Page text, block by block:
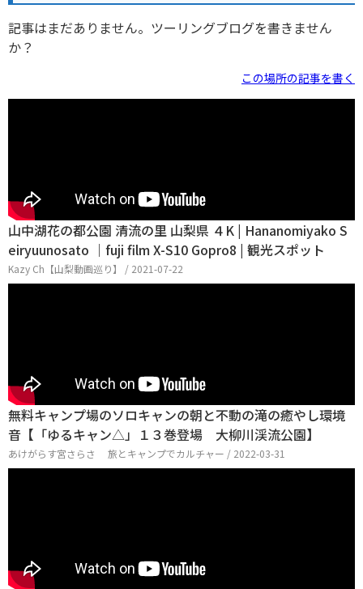
記事はまだありません。ツーリングブログを書きません
か？
この場所の記事を書く
山中湖花の都公園 清流の里 山梨県 ４K | Hananomiyako S
eiryuunosato ｜fuji film X-S10 Gopro8 | 観光スポット
Kazy Ch【山梨動画巡り】 / 2021-07-22
無料キャンプ場のソロキャンの朝と不動の滝の癒やし環境
音【「ゆるキャン△」１３巻登場 大柳川渓流公園】
あけがらす宮さらさ 旅とキャンプでカルチャー / 2022-03-31